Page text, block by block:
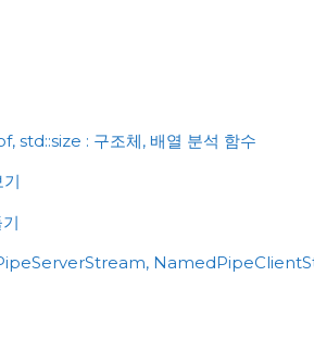
: 구조체, 배열 분석 함수